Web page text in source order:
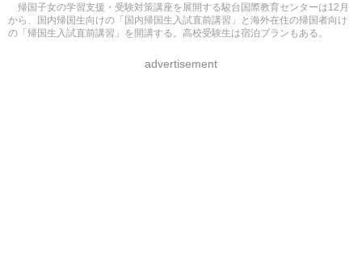
帰国子女の学習支援・受験対策講座を展開する駿台国際教育センターは12月
から、国内帰国生向けの「国内帰国生入試直前講習」と海外在住の帰国者向け
の「帰国生入試直前講習」を開講する。高校受験生は宿泊プランもある。
advertisement